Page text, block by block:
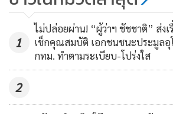
299
จยย.ฝ่าฝืนขับขี่
1
ไม่ปล่อยผ่าน! “ผู้ว่าฯ ชัชชาติ” ส่ง
เช็กคุณสมบัติ เอกชนชนะประมูลอุ
กทม. ทำตามระเบียบ-โปร่งใส
2